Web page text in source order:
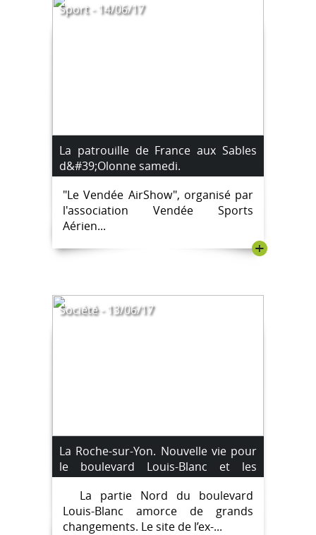
Sport - 14/06/17
La patrouille de France aux Sables
d&#39;Olonne samedi.
"Le Vendée AirShow", organisé par
l'association Vendée Sports
Aérien...
+
Société - 13/06/17
La Roche-sur-Yon. Nouvelle vie pour
le boulevard Louis-Blanc et les
locaux de l&#39;ex-IUFM
La partie Nord du boulevard
Louis-Blanc amorce de grands
changements. Le site de l’ex-...